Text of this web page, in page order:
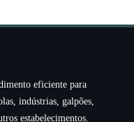
eficiente para
indústrias, galpões,
estabelecimentos.